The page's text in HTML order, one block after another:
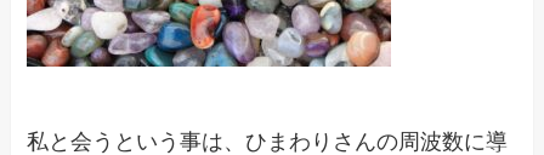
私と会うという事は、ひまわりさんの周波数に導